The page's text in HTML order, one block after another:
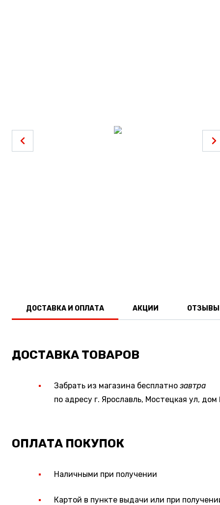
ДОСТАВКА И ОПЛАТА АКЦИИ ОТЗЫВЫ
ДОСТАВКА ТОВАРОВ
Забрать из магазина бесплатно завтра
по адресу г. Ярославль, Мостецкая ул,
ОПЛАТА ПОКУПОК
Наличными при получении
Картой в пункте выдачи или при